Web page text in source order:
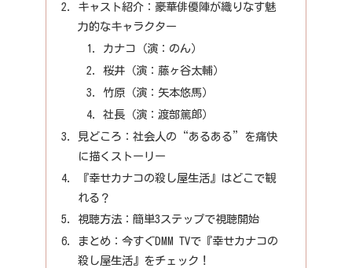
キャスト紹介：豪華俳優陣が織りなす魅
力的なキャラクター
カナコ（演：のん）
桜井（演：藤ヶ谷太輔）
竹原（演：矢本悠馬）
社長（演：渡部篤郎）
見どころ：社会人の“あるある”を痛快
に描くストーリー
『幸せカナコの殺し屋生活』はどこで観
れる？
視聴方法：簡単3ステップで視聴開始
まとめ：今すぐDMM TVで『幸せカナコの
殺し屋生活』をチェック！